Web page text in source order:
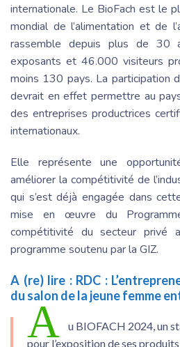
internationale. Le BioFach est le
mondial de l’alimentation et de
rassemble depuis plus de 30
exposants et 46.000 visiteurs
moins 130 pays. La participation
devrait en effet permettre au
des entreprises productrices
internationaux.
Elle représente une
améliorer la compétitivité de
qui s’est déjà engagée dans
mise en œuvre du
compétitivité du secteur privé
programme soutenu par la GIZ.
A (re) lire : RDC :
du salon de la jeune femme
A
u BIOFACH 2024, un
pour l’exposition de ses